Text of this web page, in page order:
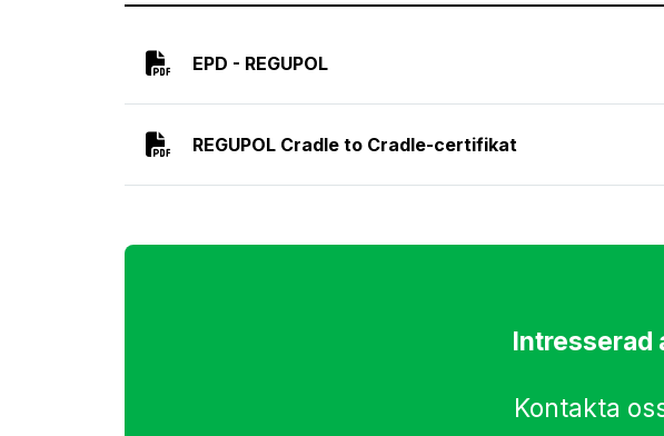
EPD - REGUPOL
REGUPOL Cradle to Cradle-certifikat
Intresserad
Kontakta